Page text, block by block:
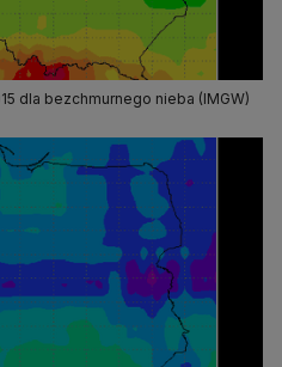
dla bezchmurnego nieba (IMGW)